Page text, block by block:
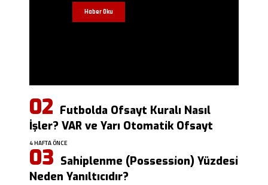
Haber Oku
Futbolda Ofsayt Kuralı Nasıl
İşler? VAR ve Yarı Otomatik Ofsayt
4 HAFTA ÖNCE
Sahiplenme (Possession) Yüzdesi
Neden Yanıltıcıdır?